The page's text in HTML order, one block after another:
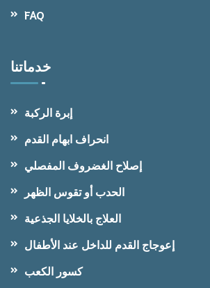
FAQ
خدماتنا
إبرة الركبة
انحراف ابهام القدم
إصلاح الغضروف المفصلي
الحدب أو تقوس الظهر
العلاج بالخلايا الجذعية
إعوجاج القدم للداخل عند الأطفال
كسور الكعب